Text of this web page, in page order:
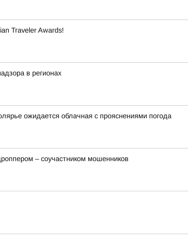
Traveler Awards!
в регионах
ожидается облачная с прояснениями погода
– соучастником мошенников